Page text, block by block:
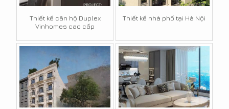
Thiết kế căn hộ Duplex
Vinhomes cao cấp
Thiết kế nhà phố tại Hà Nội